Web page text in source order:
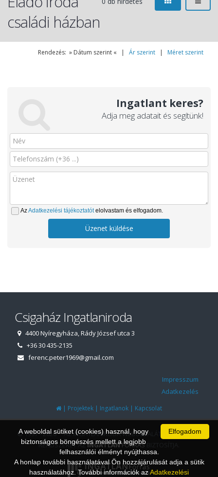
családi házban
Rendezés: » Dátum szerint « | Ár szerint | Méret szerint
Ingatlant keres?
Adja meg adatait és segítünk!
AzAdatkezelési tájékoztatótelolvastam és elfogadom.
Üzenet küldése
Csigaház Ingatlaniroda
4400 Nyíregyháza, Rády József utca 3
+36 30 435-2135
ferenc.peter1969@gmail.com
Impresszum
Adatkezelés
| Projektek | Ingatlanok | Kapcsolat
© 1997 - 2026 AZ INGATLANIRODA WEBOLDALÁT ÉS ÜGYVITELI
RENDSZERÉT AZINGATLANFORRÁSBIZTOSÍTJA.
Elfogadom
A weboldal sütiket (cookies) használ, hogy
biztonságos böngészés mellett a legjobb
felhasználói élményt nyújthassa.
A honlap további használatával Ön hozzájárulását adja a sütik
használatához. További információk azAdatkezelési